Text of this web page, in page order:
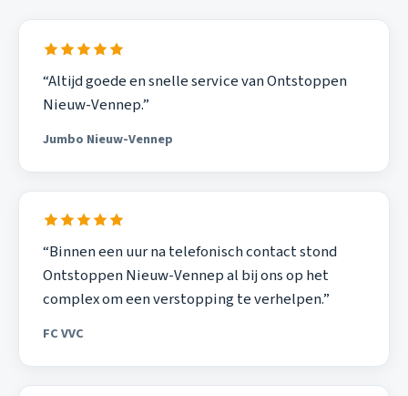
“Altijd goede en snelle service van Ontstoppen
Nieuw-Vennep.”
Jumbo Nieuw-Vennep
“Binnen een uur na telefonisch contact stond
Ontstoppen Nieuw-Vennep al bij ons op het
complex om een verstopping te verhelpen.”
FC VVC